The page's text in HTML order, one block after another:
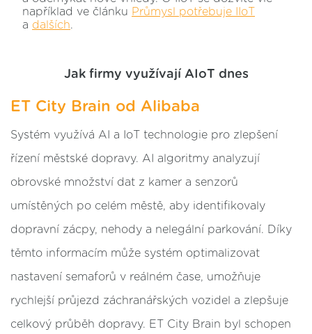
například ve článku Průmysl potřebuje IIoT
a dalších.
Jak firmy využívají AIoT dnes
ET City Brain od Alibaba
Systém využívá AI a IoT technologie pro zlepšení
řízení městské dopravy. AI algoritmy analyzují
obrovské množství dat z kamer a senzorů
umístěných po celém městě, aby identifikovaly
dopravní zácpy, nehody a nelegální parkování. Díky
těmto informacím může systém optimalizovat
nastavení semaforů v reálném čase, umožňuje
rychlejší průjezd záchranářských vozidel a zlepšuje
celkový průběh dopravy. ET City Brain byl schopen